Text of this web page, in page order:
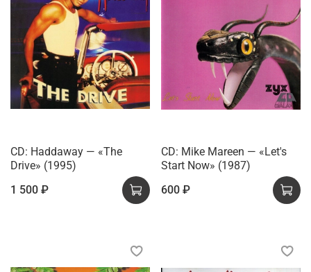
CD: Haddaway — «The
Drive» (1995)
1 500 ₽
CD: Mike Mareen — «Let's
Start Now» (1987)
600 ₽